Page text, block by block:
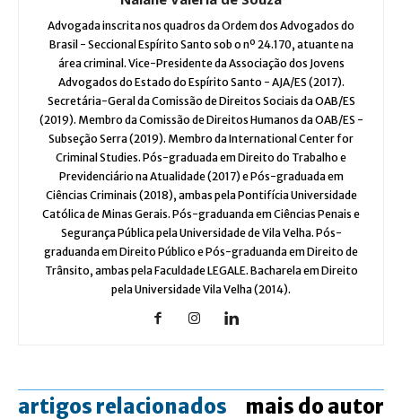
Advogada inscrita nos quadros da Ordem dos Advogados do
Brasil - Seccional Espírito Santo sob o nº 24.170, atuante na
área criminal. Vice-Presidente da Associação dos Jovens
Advogados do Estado do Espírito Santo - AJA/ES (2017).
Secretária-Geral da Comissão de Direitos Sociais da OAB/ES
(2019). Membro da Comissão de Direitos Humanos da OAB/ES -
Subseção Serra (2019). Membro da International Center for
Criminal Studies. Pós-graduada em Direito do Trabalho e
Previdenciário na Atualidade (2017) e Pós-graduada em
Ciências Criminais (2018), ambas pela Pontifícia Universidade
Católica de Minas Gerais. Pós-graduanda em Ciências Penais e
Segurança Pública pela Universidade de Vila Velha. Pós-
graduanda em Direito Público e Pós-graduanda em Direito de
Trânsito, ambas pela Faculdade LEGALE. Bacharela em Direito
pela Universidade Vila Velha (2014).
artigos relacionados mais do autor